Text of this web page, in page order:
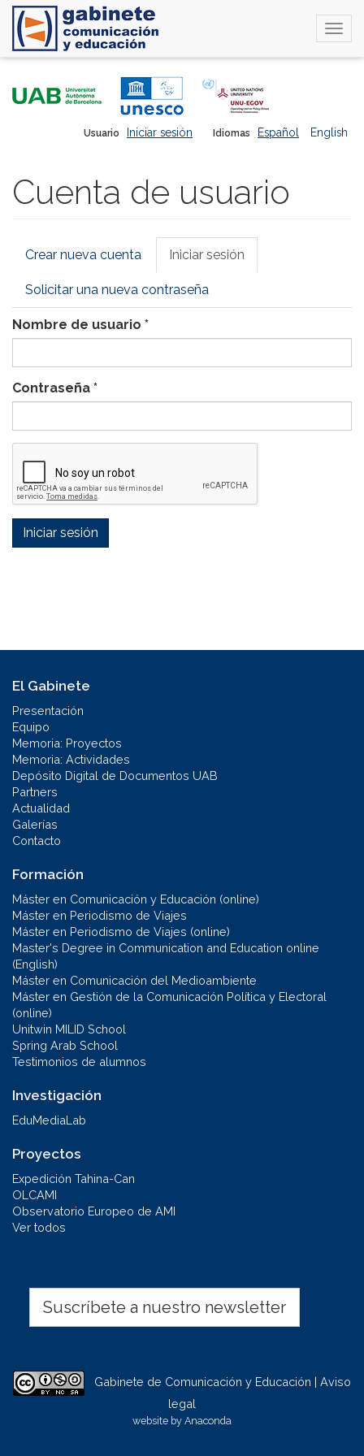
Idiomas Español English
Usuario Iniciar sesión
Cuenta de usuario
Solapas
Crear nueva cuenta Iniciar sesión
activa)
Solicitar una nueva contraseña
Nombre de usuario *
Contraseña *
Iniciar sesión
El Gabinete
Presentación
Equipo
Memoria: Proyectos
Memoria: Actividades
Depósito Digital de Documentos UAB
Partners
Actualidad
Galerías
Contacto
Formación
Máster en Comunicación y Educación (online)
Máster en Periodismo de Viajes
Máster en Periodismo de Viajes (online)
Master's Degree in Communication and Education online
(English)
Máster en Comunicación del Medioambiente
Máster en Gestión de la Comunicación Política y Electoral
(online)
Unitwin MILID School
Spring Arab School
Testimonios de alumnos
Investigación
EduMediaLab
Proyectos
Expedición Tahina-Can
OLCAMI
Observatorio Europeo de AMI
Ver todos
Suscríbete a nuestro newsletter
Gabinete de Comunicación y Educación | Aviso
legal
website by Anaconda